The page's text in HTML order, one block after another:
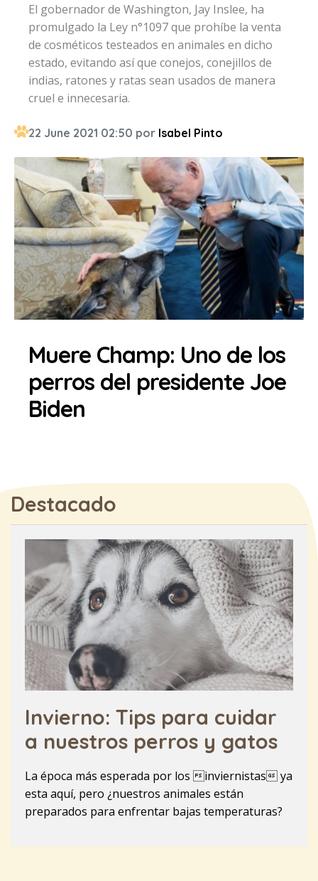
El gobernador de Washington, Jay Inslee, ha
promulgado la Ley n°1097 que prohíbe la venta
de cosméticos testeados en animales en dicho
estado, evitando así que conejos, conejillos de
indias, ratones y ratas sean usados de manera
cruel e innecesaria.
22 June 2021 02:50 por Isabel Pinto
Muere Champ: Uno de los
perros del presidente Joe
Biden
Destacado
Invierno: Tips para cuidar
a nuestros perros y gatos
La época más esperada por los inviernistas ya
esta aquí, pero ¿nuestros animales están
preparados para enfrentar bajas temperaturas?